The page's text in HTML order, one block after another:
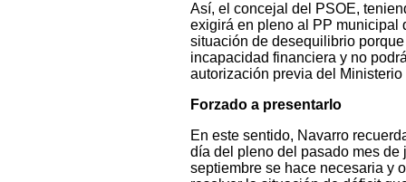
Así, el concejal del PSOE,
exigirá en pleno al PP municipal
situación de desequilibrio
incapacidad financiera y no
autorización previa del
Forzado a presentarlo
En este sentido, Navarro
día del pleno del pasado mes
septiembre se hace necesaria y